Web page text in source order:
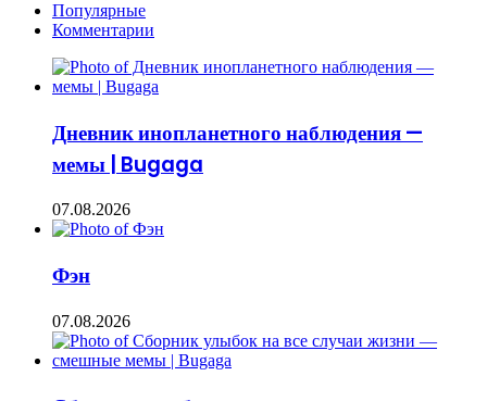
Популярные
Комментарии
Дневник инопланетного наблюдения —
мемы | Bugaga
07.08.2026
Фэн
07.08.2026